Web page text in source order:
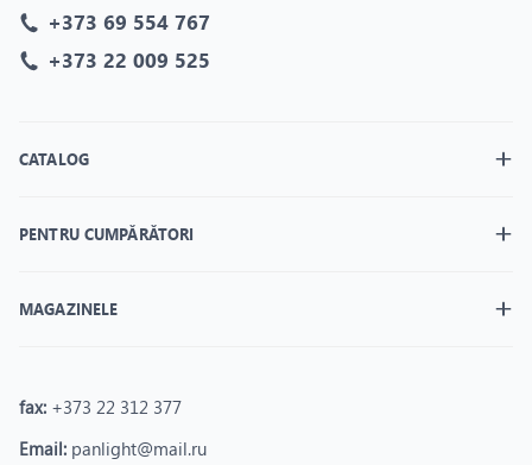
+373 69 554 767
+373 22 009 525
CATALOG
PENTRU CUMPĂRĂTORI
MAGAZINELE
fax: +373 22 312 377
Email: panlight@mail.ru